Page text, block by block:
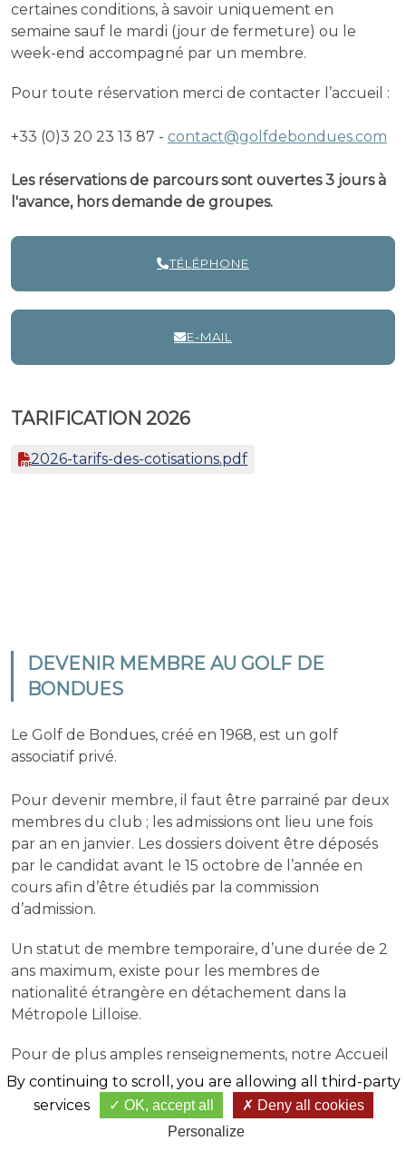
certaines conditions, à savoir uniquement en
semaine sauf le mardi (jour de fermeture) ou le
week-end accompagné par un membre.
Pour toute réservation merci de contacter l’accueil :
+33 (0)3 20 23 13 87 - contact@golfdebondues.com
Les réservations de parcours sont ouvertes 3 jours à
l'avance, hors demande de groupes.
TÉLÉPHONE
E-MAIL
TARIFICATION 2026
2026-tarifs-des-cotisations.pdf
DEVENIR MEMBRE AU GOLF DE
BONDUES
Le Golf de Bondues, créé en 1968, est un golf
associatif privé.
Pour devenir membre, il faut être parrainé par deux
membres du club ; les admissions ont lieu une fois
par an en janvier. Les dossiers doivent être déposés
par le candidat avant le 15 octobre de l’année en
cours afin d’être étudiés par la commission
d’admission.
Un statut de membre temporaire, d’une durée de 2
ans maximum, existe pour les membres de
nationalité étrangère en détachement dans la
Métropole Lilloise.
Pour de plus amples renseignements, notre Accueil
se rendra disponible afin de vous préciser les
modalités d’admission, soit par mail
contact@golfdebondues.com ou sur rendez-vous
afin de vous faire découvrir également les
By continuing to scroll,you are allowing all third-party
services
OK, accept all
Deny all cookies
Personalize